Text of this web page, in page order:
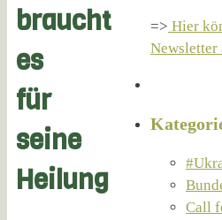
braucht
es
für
seine
Heilung
=> Hier
Newsletter
Call